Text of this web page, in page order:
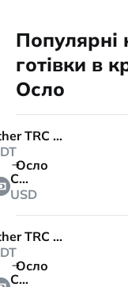
Популярні
готівки в
Осло
Tether TRC 20
Cash
USD
Осло
Tether TRC 20
Cash
Осло